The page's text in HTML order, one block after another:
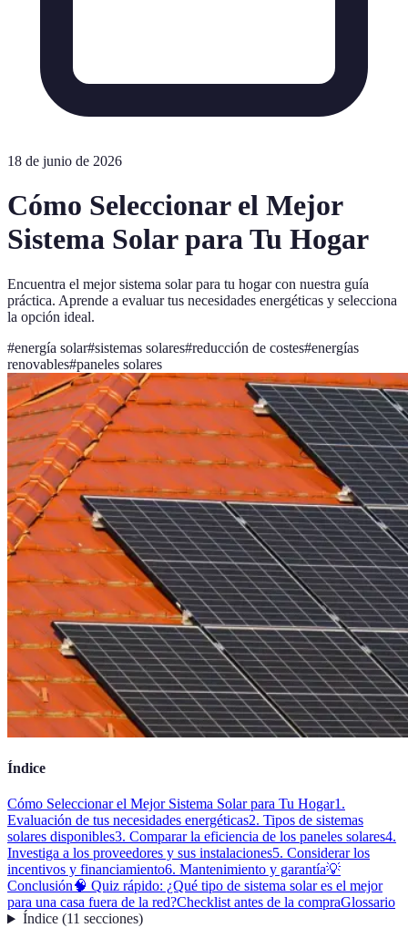
18 de junio de 2026
Cómo Seleccionar el Mejor
Sistema Solar para Tu Hogar
Encuentra el mejor sistema solar para tu hogar con nuestra guía
práctica. Aprende a evaluar tus necesidades energéticas y selecciona
la opción ideal.
#energía solar#sistemas solares#reducción de costes#energías
renovables#paneles solares
Índice
Cómo Seleccionar el Mejor Sistema Solar para Tu Hogar1.
Evaluación de tus necesidades energéticas2. Tipos de sistemas
solares disponibles3. Comparar la eficiencia de los paneles solares4.
Investiga a los proveedores y sus instalaciones5. Considerar los
incentivos y financiamiento6. Mantenimiento y garantía💡
Conclusión🧠 Quiz rápido: ¿Qué tipo de sistema solar es el mejor
para una casa fuera de la red?Checklist antes de la compraGlossario
Índice(11 secciones)